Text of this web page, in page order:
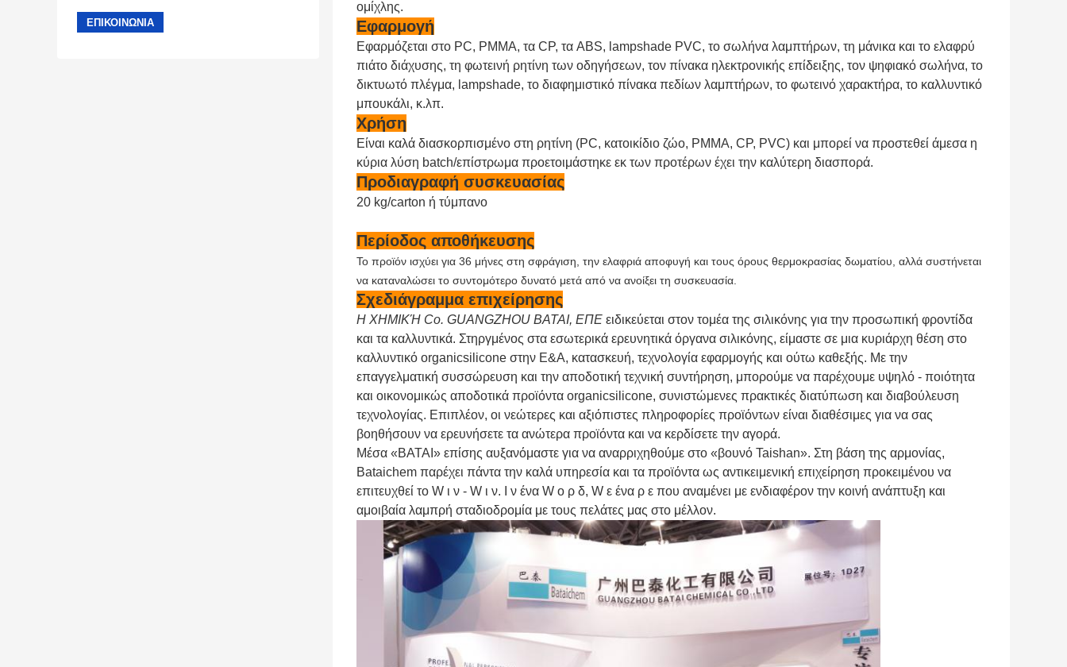
ομίχλης.
Εφαρμογή
Εφαρμόζεται στο PC, PMMA, τα CP, τα ABS, lampshade PVC, το σωλήνα λαμπτήρων, τη μάνικα και το ελαφρύ
πιάτο διάχυσης, τη φωτεινή ρητίνη των οδηγήσεων, τον πίνακα ηλεκτρονικής επίδειξης, τον ψηφιακό σωλήνα, το
δικτυωτό πλέγμα, lampshade, το διαφημιστικό πίνακα πεδίων λαμπτήρων, το φωτεινό χαρακτήρα, το καλλυντικό
μπουκάλι, κ.λπ.
Χρήση
Είναι καλά διασκορπισμένο στη ρητίνη (PC, κατοικίδιο ζώο, PMMA, CP, PVC) και μπορεί να προστεθεί άμεσα η
κύρια λύση batch/επίστρωμα προετοιμάστηκε εκ των προτέρων έχει την καλύτερη διασπορά.
Προδιαγραφή συσκευασίας
20 kg/carton ή τύμπανο
Περίοδος αποθήκευσης
Το προϊόν ισχύει για 36 μήνες στη σφράγιση, την ελαφριά αποφυγή και τους όρους θερμοκρασίας δωματίου, αλλά συστήνεται
να καταναλώσει το συντομότερο δυνατό μετά από να ανοίξει τη συσκευασία.
Σχεδιάγραμμα επιχείρησης
Η ΧΗΜΙΚΉ Co. GUANGZHOU BATAI, ΕΠΕ ειδικεύεται στον τομέα της σιλικόνης για την προσωπική φροντίδα
και τα καλλυντικά. Στηργμένος στα εσωτερικά ερευνητικά όργανα σιλικόνης, είμαστε σε μια κυριάρχη θέση στο
καλλυντικό organicsilicone στην Ε&Α, κατασκευή, τεχνολογία εφαρμογής και ούτω καθεξής. Με την
επαγγελματική συσσώρευση και την αποδοτική τεχνική συντήρηση, μπορούμε να παρέχουμε υψηλό - ποιότητα
και οικονομικώς αποδοτικά προϊόντα organicsilicone, συνιστώμενες πρακτικές διατύπωση και διαβούλευση
τεχνολογίας. Επιπλέον, οι νεώτερες και αξιόπιστες πληροφορίες προϊόντων είναι διαθέσιμες για να σας
βοηθήσουν να ερευνήσετε τα ανώτερα προϊόντα και να κερδίσετε την αγορά.
Μέσα «BATAI» επίσης αυξανόμαστε για να αναρριχηθούμε στο «βουνό Taishan». Στη βάση της αρμονίας,
Bataichem παρέχει πάντα την καλά υπηρεσία και τα προϊόντα ως αντικειμενική επιχείρηση προκειμένου να
επιτευχθεί το W ι ν - W ι ν. Ι ν ένα W ο ρ δ, W ε ένα ρ ε που αναμένει με ενδιαφέρον την κοινή ανάπτυξη και
αμοιβαία λαμπρή σταδιοδρομία με τους πελάτες μας στο μέλλον.